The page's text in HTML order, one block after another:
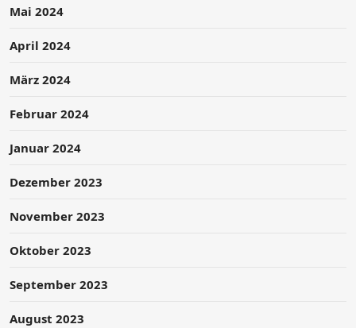
Mai 2024
April 2024
März 2024
Februar 2024
Januar 2024
Dezember 2023
November 2023
Oktober 2023
September 2023
August 2023